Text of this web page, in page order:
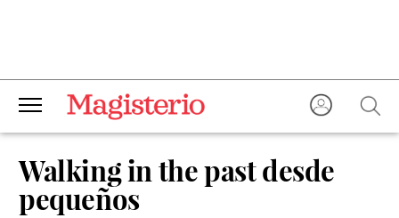
Walking in the past desde
pequeños